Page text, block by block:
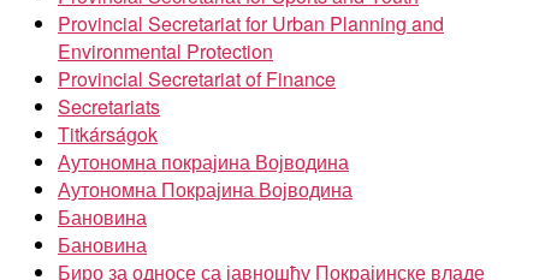
Provincial Secretariat for Urban Planning and
Environmental Protection
Provincial Secretariat of Finance
Secretariats
Titkárságok
Аутономна покрајина Војводина
Аутономна Покрајина Војводина
Бановина
Бановина
Биро за односе са јавношћу Покрајинске владе